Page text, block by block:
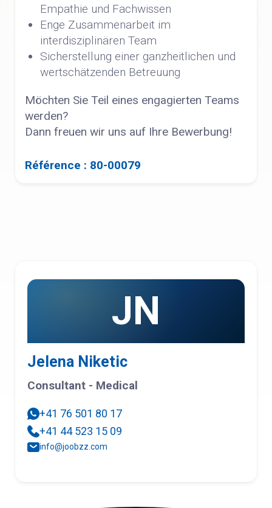
Empathie und Fachwissen
Enge Zusammenarbeit im
interdisziplinären Team
Sicherstellung einer ganzheitlichen und
wertschätzenden Betreuung
Möchten Sie Teil eines engagierten Teams
werden?
Dann freuen wir uns auf Ihre Bewerbung!
Référence : 80-00079
JN
Jelena Niketic
Consultant - Medical
+41 76 501 80 17
+41 44 523 15 09
info@joobzz.com